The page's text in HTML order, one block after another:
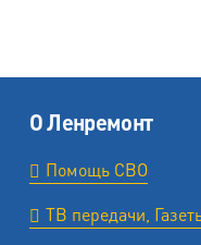
О Ленремонт
Помощь СВО
ТВ передачи,